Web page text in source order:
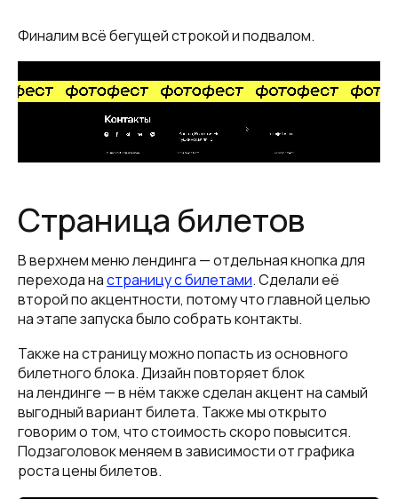
Финалим всё бегущей строкой и подвалом.
Страница билетов
В верхнем меню лендинга — отдельная кнопка для
перехода настраницу с билетами. Сделали её
второй по акцентности, потому что главной целью
на этапе запуска было собрать контакты.
Также на страницу можно попасть из основного
билетного блока. Дизайн повторяет блок
на лендинге — в нём также сделан акцент на самый
выгодный вариант билета. Также мы открыто
говорим о том, что стоимость скоро повысится.
Подзаголовок меняем в зависимости от графика
роста цены билетов.